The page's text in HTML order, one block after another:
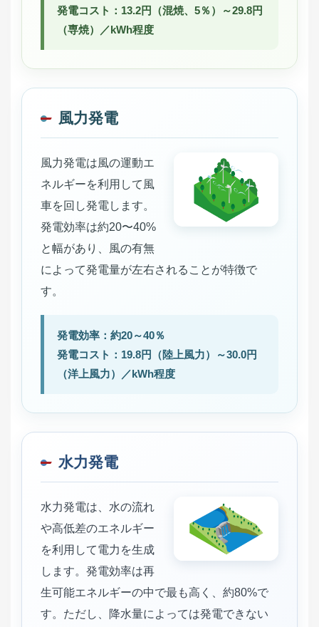
発電コスト：13.2円（混焼、5％）～29.8円
（専焼）／kWh程度
風力発電
風力発電は風の運動エ
ネルギーを利用して風
車を回し発電します。
発電効率は約20〜40%
と幅があり、風の有無
によって発電量が左右されることが特徴で
す。
発電効率：約20～40％
発電コスト：19.8円（陸上風力）～30.0円
（洋上風力）／kWh程度
水力発電
水力発電は、水の流れ
や高低差のエネルギー
を利用して電力を生成
します。発電効率は再
生可能エネルギーの中で最も高く、約80%で
す。ただし、降水量によっては発電できない